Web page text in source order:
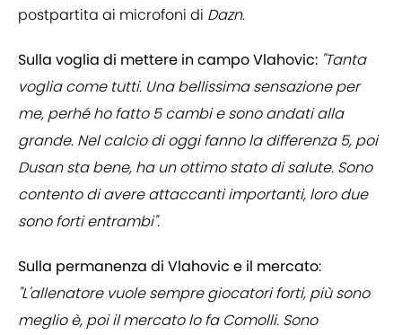
postpartita ai microfoni di Dazn.
Sulla voglia di mettere in campo Vlahovic: "Tanta
voglia come tutti. Una bellissima sensazione per
me, perhé ho fatto 5 cambi e sono andati alla
grande. Nel calcio di oggi fanno la differenza 5, poi
Dusan sta bene, ha un ottimo stato di salute. Sono
contento di avere attaccanti importanti, loro due
sono forti entrambi".
Sulla permanenza di Vlahovic e il mercato:
"L'allenatore vuole sempre giocatori forti, più sono
meglio è, poi il mercato lo fa Comolli. Sono